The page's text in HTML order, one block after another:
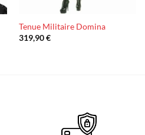
Tenue Militaire Domina
319,90€